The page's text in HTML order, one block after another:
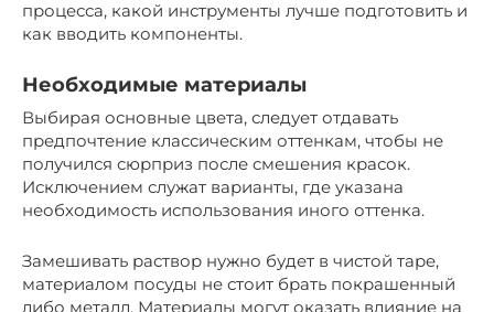
процесса, какой инструменты лучше подготовить и
как вводить компоненты.
Необходимые материалы
Выбирая основные цвета, следует отдавать
предпочтение классическим оттенкам, чтобы не
получился сюрприз после смешения красок.
Исключением служат варианты, где указана
необходимость использования иного оттенка.
Замешивать раствор нужно будет в чистой таре,
материалом посуды не стоит брать покрашенный
либо металл. Материалы могут оказать влияние на